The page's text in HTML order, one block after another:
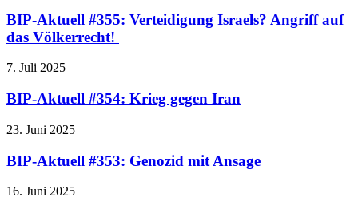
BIP-Aktuell #355: Verteidigung Israels? Angriff auf
das Völkerrecht!
7. Juli 2025
BIP-Aktuell #354: Krieg gegen Iran
23. Juni 2025
BIP-Aktuell #353: Genozid mit Ansage
16. Juni 2025